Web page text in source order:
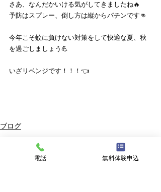
さあ、なんだかいける気がしてきましたね🔥
予防はスプレー、倒し方は縦からパチンです👊
今年こそ蚊に負けない対策をして快適な夏、秋
を過ごしましょう💪
いざリベンジです！！！👈
ブログ
最新記事電話 無料体験申込